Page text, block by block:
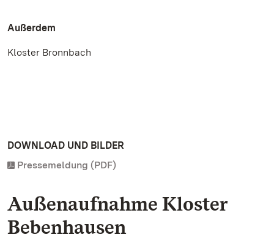
Außerdem
Kloster Bronnbach
DOWNLOAD UND BILDER
Pressemeldung (PDF)
Außenaufnahme Kloster
Bebenhausen